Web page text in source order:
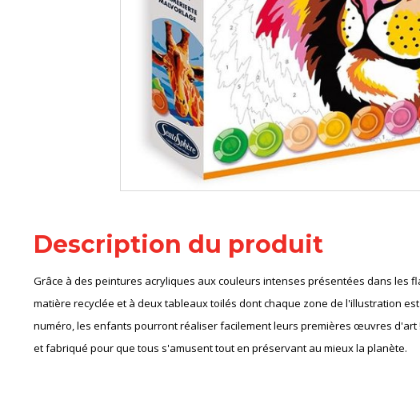
Description du produit
Grâce à des peintures acryliques aux couleurs intenses présentées dans les
matière recyclée et à deux tableaux toilés dont chaque zone de l'illustration
numéro, les enfants pourront réaliser facilement leurs premières œuvres d'art
et fabriqué pour que tous s'amusent tout en préservant au mieux la planète.